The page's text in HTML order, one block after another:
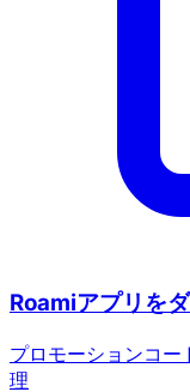
Roamiアプリを
プロモーションコー
理